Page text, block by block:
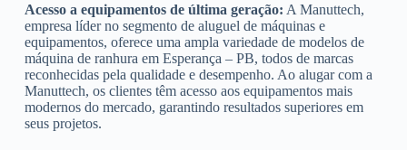
Acesso a equipamentos de última geração: A Manuttech,
empresa líder no segmento de aluguel de máquinas e
equipamentos, oferece uma ampla variedade de modelos de
máquina de ranhura em Esperança – PB, todos de marcas
reconhecidas pela qualidade e desempenho. Ao alugar com a
Manuttech, os clientes têm acesso aos equipamentos mais
modernos do mercado, garantindo resultados superiores em
seus projetos.